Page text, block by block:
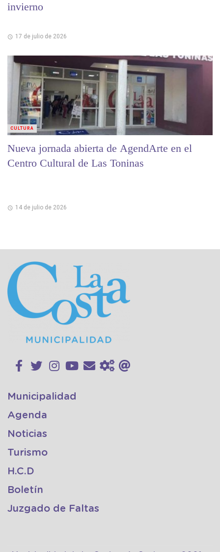
invierno
17 de julio de 2026
Nueva jornada abierta de AgendArte en el
Centro Cultural de Las Toninas
14 de julio de 2026
CULTURA
Municipalidad
Agenda
Noticias
Turismo
H.C.D
Boletín
Juzgado de Faltas